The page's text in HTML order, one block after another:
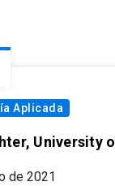
Aplicada
University
de 2021